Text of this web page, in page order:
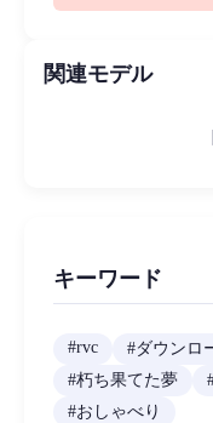
関連モデル
キーワード
#rvc #ダウンロ
#朽ち果てた夢
#おしゃべり